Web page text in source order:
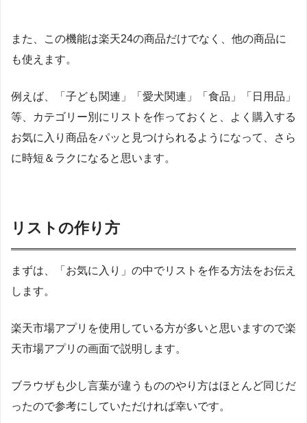
また、この機能は楽天24の商品だけでなく、他の商品に
も使えます。
例えば、「子ども関連」「愛犬関連」「食品」「日用品」
等、カテゴリー別にリストを作っておくと、よく購入する
お気に入り商品をパッと見つけられるようになって、さら
に時短＆ラクになると思います。
リストの作り方
まずは、「お気に入り」の中でリストを作る方法をお伝え
します。
楽天市場アプリを使用している方が多いと思いますので楽
天市場アプリの画面で説明します。
ブラウザも少し言葉が違うもののやり方はほとんど同じだ
ったので参考にしていただければ幸いです。